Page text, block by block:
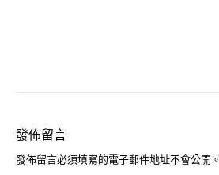
發佈留言
發佈留言必須填寫的電子郵件地址不會公開。